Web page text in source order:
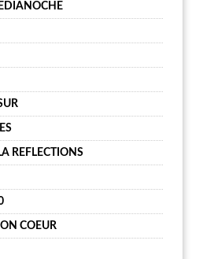
REFLECTIONS
COEUR